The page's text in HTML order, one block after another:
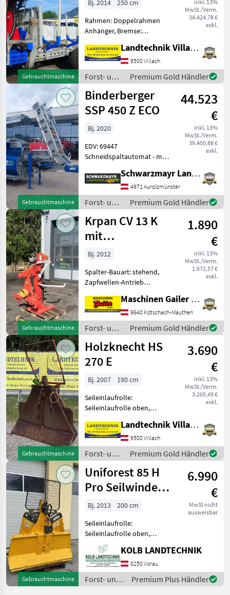
Gebrauchtmaschine
inkl. 13%
MwSt./Verm.
34.424,78 €
exkl.
Bj. 2014
250 cm
Rahmen: Doppelrahmen
Anhänger, Bremse:
Rungenpaare: 3
Rungenpaare,
Kransteuerung:
Kreuzhebelsteuerung,
Triebachsen: 2 Achsen,
Bauartgeschwindigkeit
(km/h
Landtechnik Villach GmbH
9500 Villach
Forst- und
Holztechnik
/
Binderberger
Premium Gold Händler
Gebrauchtmaschine
Binderberger
SSP 450 Z ECO
44.523
€
inkl. 13%
MwSt./Verm.
39.400,88 €
exkl.
Bj. 2020
EDV: 69447
Schneidspaltautomat - mit
2020 Baujahr - mit Fahrwerk
- mit mechanisch
klappbaren Förderband 4,
40m - mit Zapfwelle
Schwarzmayr Landtechnik GmbH - Aurolzmünster
4971 Aurolzmünster
Forst- und
Holztechnik
/
Binderberger
Premium Gold Händler
Gebrauchtmaschine
Krpan CV 13 K
mit
Zapfwellenantrieb
1.890
€
inkl. 13%
MwSt./Verm.
1.672,57 €
exkl.
Bj. 2012
Spalter-Bauart: stehend,
Zapfwellen-Antrieb
Spaltkraft 13 to - Spaltlänge
bis zu 110 cm -
Zapfwellenantrieb -
Gelenkwelle - mechanisch
Maschinen Gailer GmbH
9640 Kötschach-Mauthen
Forst- und
Holztechnik
/ Krpan
Premium Gold Händler
Gebrauchtmaschine
Holzknecht HS
270 E
3.690
€
inkl. 13%
MwSt./Verm.
3.265,49 €
exkl.
Bj. 2007
190 cm
Seileinlaufrolle:
Seileinlaufrolle oben,
elektrohydr. Bedienung,
Schutzgitter Holzknecht
Seilwinde 270 E, Elektrische
Bedienung, 6 t Zugkraft, Sc
Landtechnik Villach GmbH
9500 Villach
Forst- und
Holztechnik
/
Holzknecht
Premium Gold Händler
Gebrauchtmaschine
Uniforest 85 H
Pro Seilwinde
Funkseilwinde
Forst
6.990
€
MwSt nicht
ausweisbar
Bj. 2013
200 cm
Seileinlaufrolle:
Seileinlaufrolle oben,
Zugleistung: 8, 5 Tonnen,
elektrohydr. Bedienung,
Schutzgitter, Funk,
Untersetzung ++KOLB
LANDTECHNIK++
KOLB LANDTECHNIK
8250 Vorau
Forst- und
Holztechnik
Premium Plus Händler